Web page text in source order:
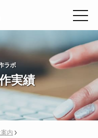
ラボ
実績
内